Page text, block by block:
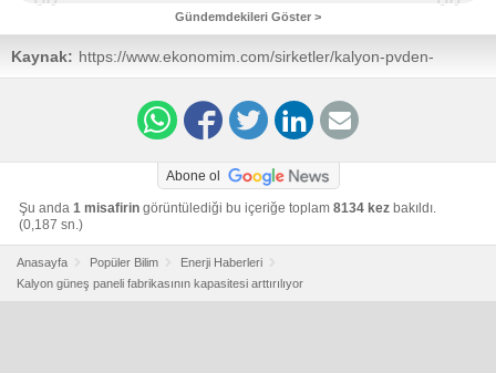
Gündemdekileri Göster >
Kaynak: https://www.ekonomim.com/sirketler/kalyon-pvden-
gunese-100-milyon-dolar-ilave-yatirim-haberi-719285
Abone ol
Şu anda 1 misafirin görüntülediği bu içeriğe toplam 8134 kez bakıldı.
(0,187 sn.)
Anasayfa Popüler Bilim
Enerji Haberleri
Kalyon güneş paneli fabrikasının kapasitesi arttırılıyor